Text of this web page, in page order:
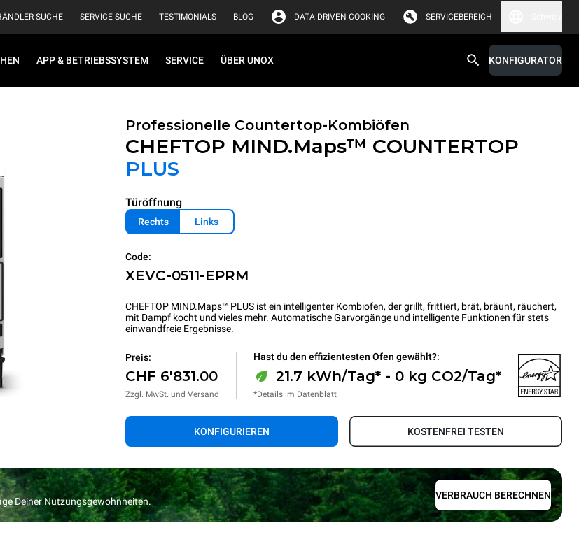
SUCHE SERVICE SUCHE TESTIMONIALS BLOG DATA DRIVEN COOKING SERVICEBEREICH
APP & BETRIEBSSYSTEM SERVICE ÜBER UNOX KONFIGURATOR
Professionelle Countertop-Kombiöfen
CHEFTOP MIND.Maps™ COUNTERTOP
PLUS
Türöffnung
Rechts Links
Code:
XEVC-0511-EPRM
CHEFTOP MIND.Maps™ PLUS ist ein intelligenter Kombiofen, der grillt, frittiert, brät, bräunt, räuchert,
mit Dampf kocht und vieles mehr. Automatische Garvorgänge und intelligente Funktionen für stets
einwandfreie Ergebnisse.
Preis:
CHF 6'831.00
Zzgl. MwSt. und Versand
Hast du den effizientesten Ofen gewählt?:
21.7 kWh/Tag* - 0 kg CO2/Tag*
*Details im Datenblatt
KONFIGURIEREN KOSTENFREI TESTEN
Deiner Nutzungsgewohnheiten.
VERBRAUCH BERECHNEN